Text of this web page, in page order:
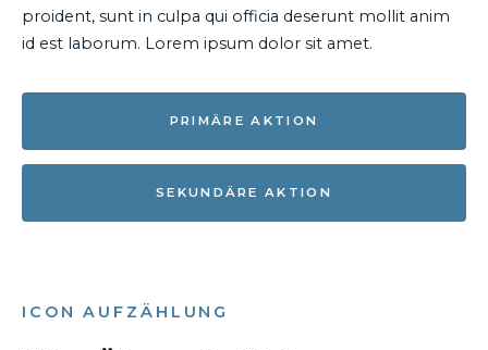
proident, sunt in culpa qui officia deserunt mollit anim
id est laborum. Lorem ipsum dolor sit amet.
PRIMÄRE AKTION
SEKUNDÄRE AKTION
ICON AUFZÄHLUNG